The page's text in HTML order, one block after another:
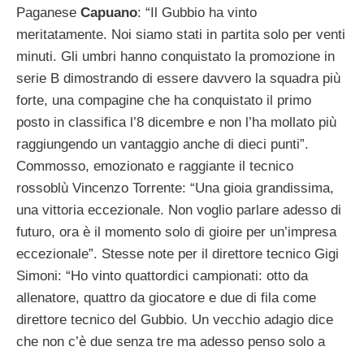
Paganese Capuano: “Il Gubbio ha vinto
meritatamente. Noi siamo stati in partita solo per venti
minuti. Gli umbri hanno conquistato la promozione in
serie B dimostrando di essere davvero la squadra più
forte, una compagine che ha conquistato il primo
posto in classifica l’8 dicembre e non l’ha mollato più
raggiungendo un vantaggio anche di dieci punti”.
Commosso, emozionato e raggiante il tecnico
rossoblù Vincenzo Torrente: “Una gioia grandissima,
una vittoria eccezionale. Non voglio parlare adesso di
futuro, ora è il momento solo di gioire per un’impresa
eccezionale”. Stesse note per il direttore tecnico Gigi
Simoni: “Ho vinto quattordici campionati: otto da
allenatore, quattro da giocatore e due di fila come
direttore tecnico del Gubbio. Un vecchio adagio dice
che non c’è due senza tre ma adesso penso solo a